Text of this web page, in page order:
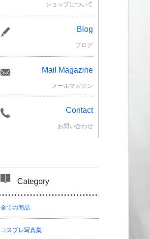
ショップについて
Blog
ブログ
Mail Magazine
メールマガジン
Contact
お問い合わせ
Category
全ての商品
コスプレ写真集